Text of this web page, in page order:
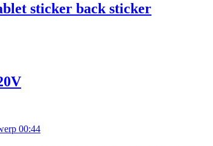
sticker back sticker
00:44